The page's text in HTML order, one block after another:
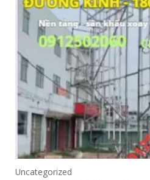
Uncategorized